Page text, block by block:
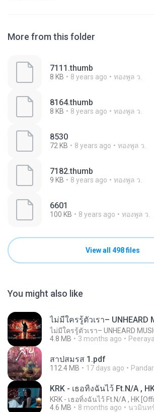
More from this folder
7111.thumb
8 KB 8 years ago ทองพูล ว.
8164.thumb
8 KB 8 years ago ทองพูล ว.
8530
72 KB 8 years ago ทองพูล ว.
7182.thumb
9 KB 8 years ago ทองพูล ว.
6601
100 KB 8 years ago ทองพูล ว.
View all 498 files
You might also like
4.8 MB
3 months ago Peeraya
สาปสมรส 1.pdf
112.4 MB 17 days ago
KRK - เธอทิ้งฉันไว้ Ft.N/A ,
KRK - เธอทิ้งฉันไว้ Ft.N/A , HK
4.6 MB
8 months ago นวมินท